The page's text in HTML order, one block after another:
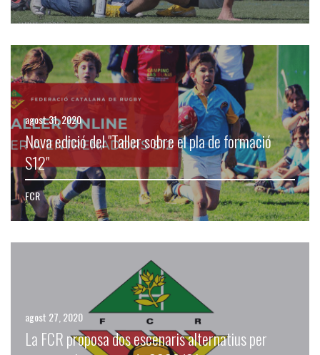
agost 31, 2020
Nova edició del "Taller sobre el pla de formació
S12"
FCR
agost 27, 2020
La FCR proposa dos escenaris alternatius per